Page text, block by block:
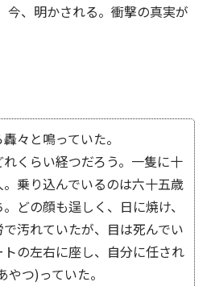
今、明かされる。衝撃の真実が
々と鳴っていた。
くらい経つだろう。一隻に十
乗り込んでいるのは六十五歳
どの顔も逞しく、日に焼け、
汚れていたが、目は死んでい
の左右に座し、自分に任され
つ)っていた。